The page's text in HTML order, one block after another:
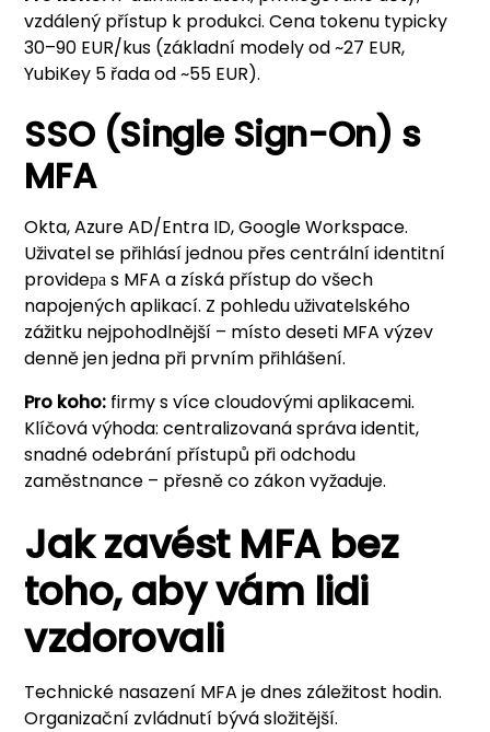
vzdálený přístup k produkci. Cena tokenu typicky
30–90 EUR/kus (základní modely od ~27 EUR,
YubiKey 5 řada od ~55 EUR).
SSO (Single Sign-On) s
MFA
Okta, Azure AD/Entra ID, Google Workspace.
Uživatel se přihlásí jednou přes centrální identitní
provideра s MFA a získá přístup do všech
napojených aplikací. Z pohledu uživatelského
zážitku nejpohodlnější – místo deseti MFA výzev
denně jen jedna při prvním přihlášení.
Pro koho: firmy s více cloudovými aplikacemi.
Klíčová výhoda: centralizovaná správa identit,
snadné odebrání přístupů při odchodu
zaměstnance – přesně co zákon vyžaduje.
Jak zavést MFA bez
toho, aby vám lidi
vzdorovali
Technické nasazení MFA je dnes záležitost hodin.
Organizační zvládnutí bývá složitější.